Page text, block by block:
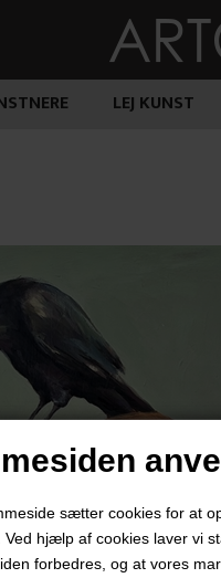
sætter cookies for at
Ved hjælp af cookies laver vi
forbedres, og at vores
LEJ KUNST